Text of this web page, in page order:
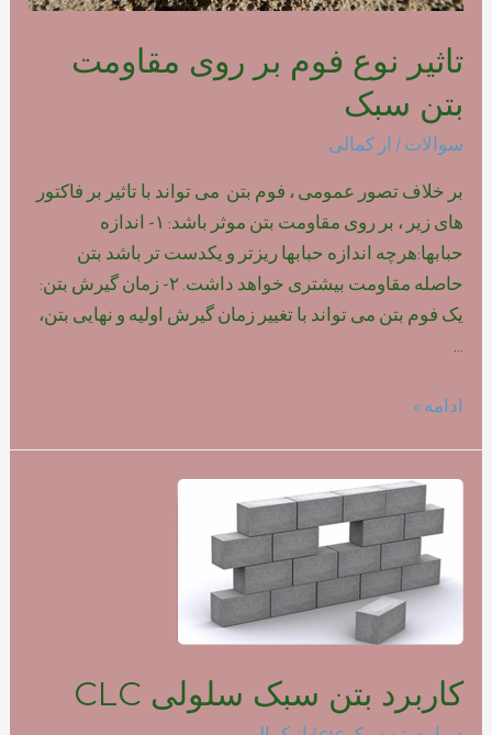
تاثیر نوع فوم بر روی مقاومت
بتن سبک
سوالات / از کمالی
بر خلاف تصور عمومی ، فوم بتن می تواند با تاثیر بر فاکتور
های زیر ، بر روی مقاومت بتن موثر باشد: ۱- اندازه
حبابها:هرچه اندازه حبابها ریزتر و یکدست تر باشد بتن
حاصله مقاومت بیشتری خواهد داشت. ۲- زمان گیرش بتن:
یک فوم بتن می تواند با تغییر زمان گیرش اولیه و نهایی بتن،
تاثیر
روی
مقاومت
بتن
ادامه »
کاربرد بتن سبک سلولی CLC